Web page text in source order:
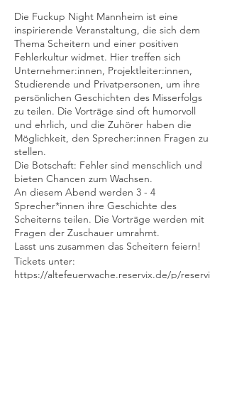
Die Fuckup Night Mannheim ist eine
inspirierende Veranstaltung, die sich dem
Thema Scheitern und einer positiven
Fehlerkultur widmet. Hier treffen sich
Unternehmer:innen, Projektleiter:innen,
Studierende und Privatpersonen, um ihre
persönlichen Geschichten des Misserfolgs
zu teilen. Die Vorträge sind oft humorvoll
und ehrlich, und die Zuhörer haben die
Möglichkeit, den Sprecher:innen Fragen zu
stellen.
Die Botschaft: Fehler sind menschlich und
bieten Chancen zum Wachsen.
An diesem Abend werden 3 - 4
Sprecher*innen ihre Geschichte des
Scheiterns teilen. Die Vorträge werden mit
Fragen der Zuschauer umrahmt.
Lasst uns zusammen das Scheitern feiern!
Tickets unter:
https://altefeuerwache.reservix.de/p/reservi